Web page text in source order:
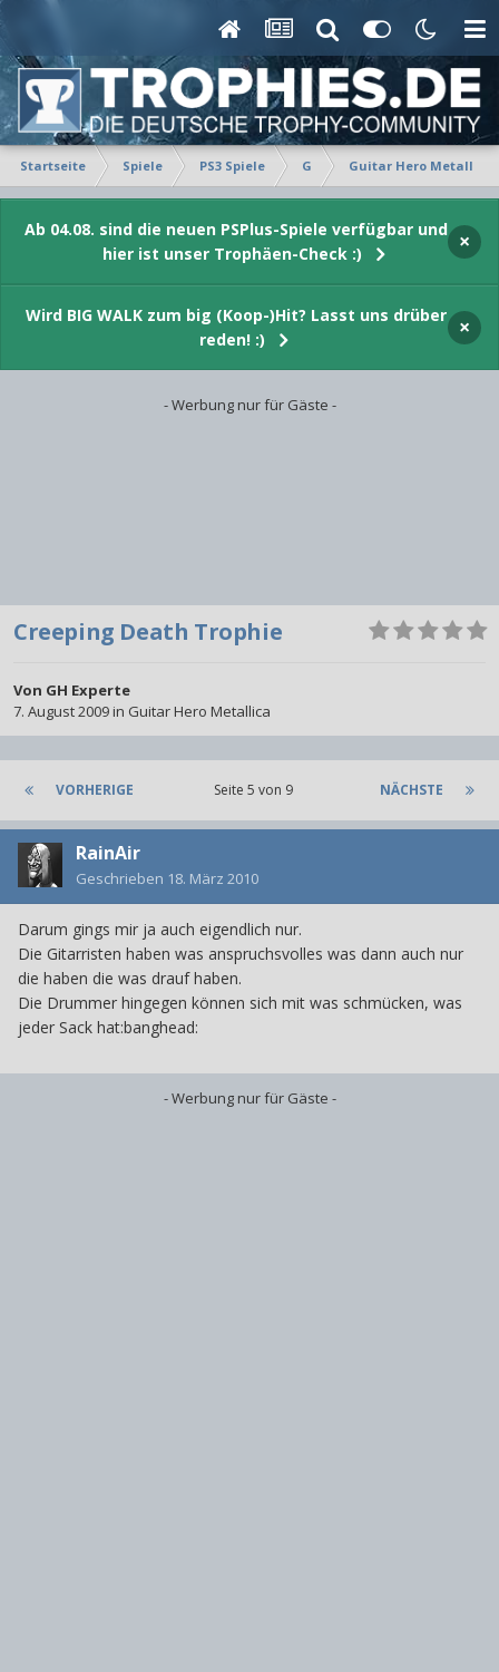
Startseite Spiele PS3 Spiele G Guitar Hero Metallica
Ab 04.08. sind die neuen PSPlus-Spiele verfügbar und
hier ist unser Trophäen-Check :)
×
Wird BIG WALK zum big (Koop-)Hit? Lasst uns drüber
reden! :)
×
- Werbung nur für Gäste -
Creeping Death Trophie
Von GH Experte
7. August 2009in Guitar Hero Metallica
VORHERIGE NÄCHSTE
Seite 5 von 9
RainAir
Geschrieben 18. März 2010
Darum gings mir ja auch eigendlich nur.
Die Gitarristen haben was anspruchsvolles was dann auch nur
die haben die was drauf haben.
Die Drummer hingegen können sich mit was schmücken, was
jeder Sack hat:banghead:
- Werbung nur für Gäste -